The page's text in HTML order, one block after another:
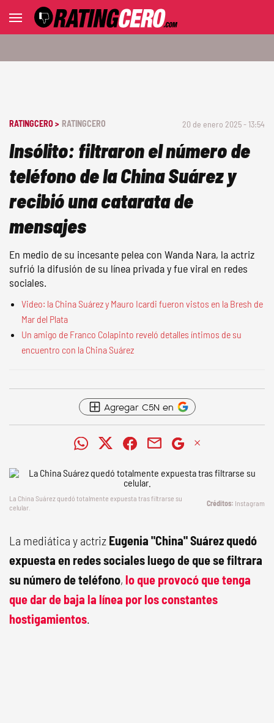
RATINGCERO > RATINGCERO 20 de enero 2025 - 13:54
Insólito: filtraron el número de
teléfono de la China Suárez y
recibió una catarata de
mensajes
En medio de su incesante pelea con Wanda Nara, la actriz
sufrió la difusión de su línea privada y fue viral en redes
sociales.
Video: la China Suárez y Mauro Icardi fueron vistos en la Bresh de
Mar del Plata
Un amigo de Franco Colapinto reveló detalles íntimos de su
encuentro con la China Suárez
Agregar C5N en
La China Suárez quedó totalmente expuesta tras filtrarse su
celular.
Instagram
La mediática y actriz Eugenia "China" Suárez quedó
expuesta en redes sociales luego de que se filtrara
su número de teléfono, lo que provocó que tenga
que dar de baja la línea por los constantes
hostigamientos.